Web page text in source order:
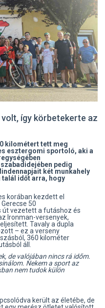
így körbetekerte az
kilométert tett meg
esztergomi sportoló, aki a
pedig
két munkahely
időt arra, hogy
korában kezdett el
50
út vezetett a futáshoz és
Ironman-versenyek,
Tavaly a dupla
– ez a verseny
360 kilométer
áll.
de valójában nincs rá időm.
Nekem a sport az
nem tudok külön
került az életébe, de